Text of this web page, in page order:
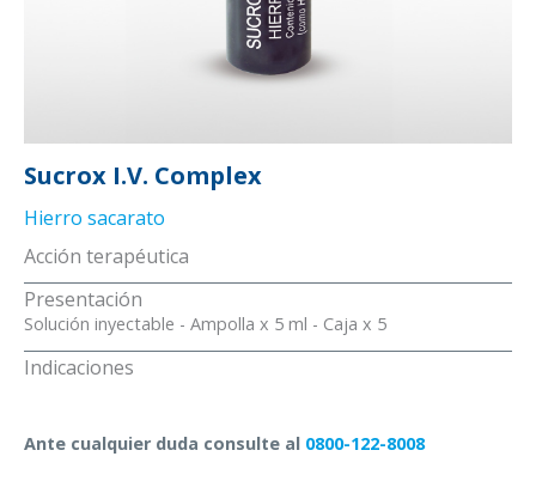
Sucrox I.V. Complex
Hierro sacarato
Acción terapéutica
Presentación
Solución inyectable - Ampolla x 5 ml - Caja x 5
Indicaciones
Ante cualquier duda consulte al 0800-122-8008